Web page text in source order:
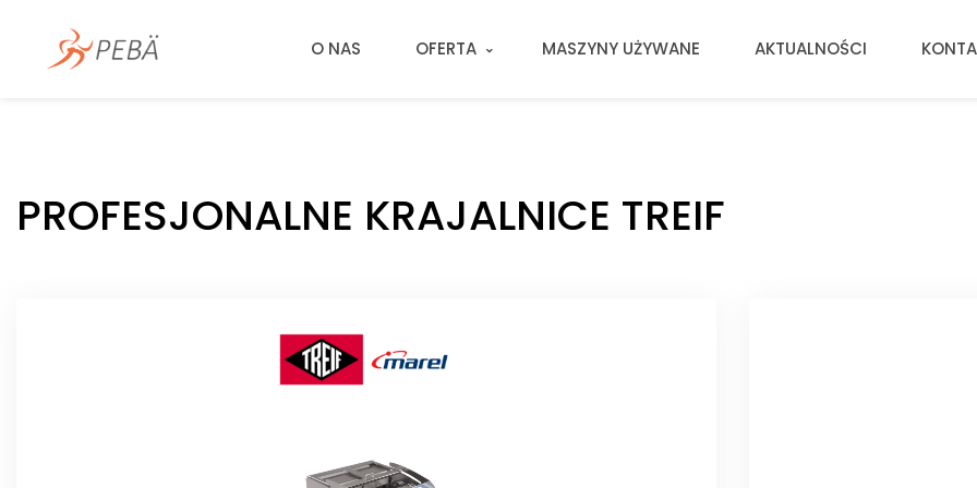
O NAS OFERTA MASZYNY UŻYWANE AKTUALNOŚCI
PROFESJONALNE KRAJALNICE TREIF